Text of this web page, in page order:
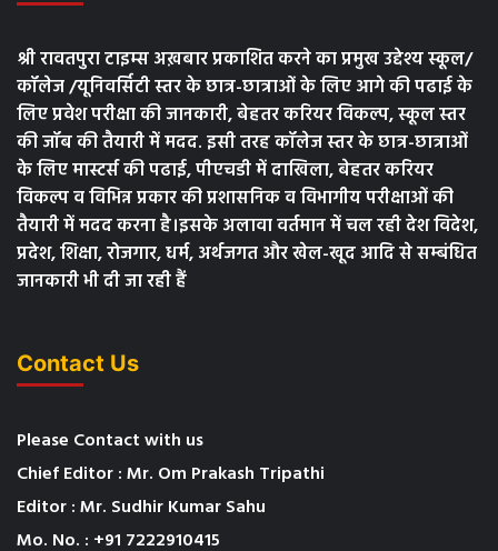
श्री रावतपुरा टाइम्स अख़बार प्रकाशित करने का प्रमुख उद्देश्य स्कूल/
कॉलेज /यूनिवर्सिटी स्तर के छात्र-छात्राओं के लिए आगे की पढाई के
लिए प्रवेश परीक्षा की जानकारी, बेहतर करियर विकल्प, स्कूल स्तर
की जॉब की तैयारी में मदद. इसी तरह कॉलेज स्तर के छात्र-छात्राओं
के लिए मास्टर्स की पढाई, पीएचडी में दाखिला, बेहतर करियर
विकल्प व विभिन्न प्रकार की प्रशासनिक व विभागीय परीक्षाओं की
तैयारी में मदद करना है।इसके अलावा वर्तमान में चल रही देश विदेश,
प्रदेश, शिक्षा, रोजगार, धर्म, अर्थजगत और खेल-खूद आदि से सम्बंधित
जानकारी भी दी जा रही हैं
Contact Us
Please Contact with us
Chief Editor : Mr. Om Prakash Tripathi
Editor : Mr. Sudhir Kumar Sahu
Mo. No. : +91 7222910415